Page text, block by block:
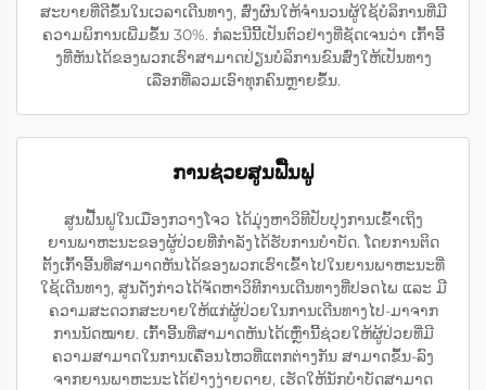
ສະບາຍທີ່ດີຂຶ້ນໃນເວລາເດີນທາງ, ສົ່ງຜົນໃຫ້ຈຳນວນຜູ້ໃຊ້ບໍລິການທີ່ມີ
ຄວາມພິການເພີ່ມຂຶ້ນ 30%. ກໍລະນີນີ້ເປັນຕົວຢ່າງທີ່ຊັດເຈນວ່າ ເກົ້າອີ້
ງທີ່ຫັນໄດ້ຂອງພວກເຮົາສາມາດປ່ຽນບໍລິການຂົນສົ່ງໃຫ້ເປັນທາງ
ເລືອກທີ່ລວມເອົາທຸກຄົນຫຼາຍຂຶ້ນ.
ການຊ່ວຍສູນຟື້ນຟູ
ສູນຟື້ນຟູໃນເມືອງກວາງໂຈວ ໄດ້ມຸ່ງຫາວິທີປັບປຸງການເຂົ້າເຖິງ
ຍານພາຫະນະຂອງຜູ້ປ່ວຍທີ່ກຳລັງໄດ້ຮັບການບຳບັດ. ໂດຍການຕິດ
ຕັ້ງເກົ້າອີ້ນທີ່ສາມາດຫັນໄດ້ຂອງພວກເຮົາເຂົ້າໄປໃນຍານພາຫະນະທີ່
ໃຊ້ເດີນທາງ, ສູນດັ່ງກ່າວໄດ້ຈັດຫາວິທີການເດີນທາງທີ່ປອດໄພ ແລະ ມີ
ຄວາມສະດວກສະບາຍໃຫ້ແກ່ຜູ້ປ່ວຍໃນການເດີນທາງໄປ-ມາຈາກ
ການນັດໝາຍ. ເກົ້າອີ້ນທີ່ສາມາດຫັນໄດ້ເຫຼົ່ານີ້ຊ່ວຍໃຫ້ຜູ້ປ່ວຍທີ່ມີ
ຄວາມສາມາດໃນການເຄື່ອນໄຫວທີ່ແຕກຕ່າງກັນ ສາມາດຂຶ້ນ-ລົງ
ຈາກຍານພາຫະນະໄດ້ຢ່າງງ່າຍດາຍ, ເຮັດໃຫ້ນັກບຳບັດສາມາດ